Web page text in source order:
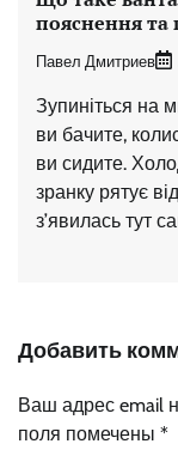
пояснення та
Павел Дмитриев
Зупиніться на
ви бачите,
ви сидите.
зранку рятує
з’явилась тут
Добавить
Ваш адрес email
поля помечены *